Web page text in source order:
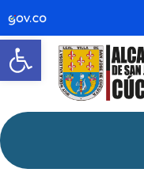
Abrir